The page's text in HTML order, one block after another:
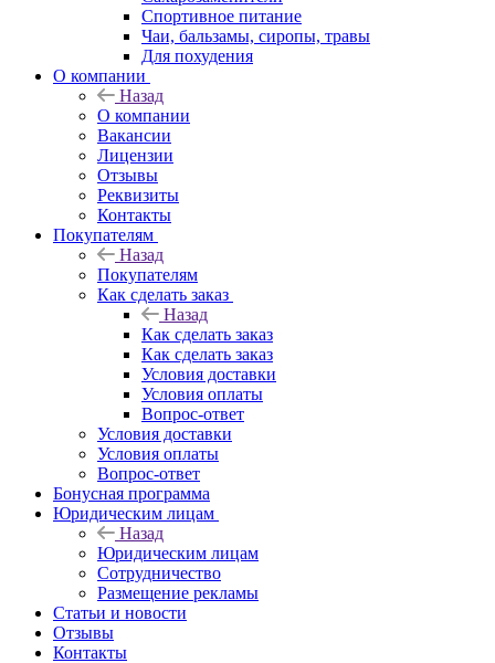
Спортивное питание
Чаи, бальзамы, сиропы, травы
Для похудения
О компании
Назад
О компании
Вакансии
Лицензии
Отзывы
Реквизиты
Контакты
Покупателям
Назад
Покупателям
Как сделать заказ
Назад
Как сделать заказ
Как сделать заказ
Условия доставки
Условия оплаты
Вопрос-ответ
Условия доставки
Условия оплаты
Вопрос-ответ
Бонусная программа
Юридическим лицам
Назад
Юридическим лицам
Сотрудничество
Размещение рекламы
Статьи и новости
Отзывы
Контакты